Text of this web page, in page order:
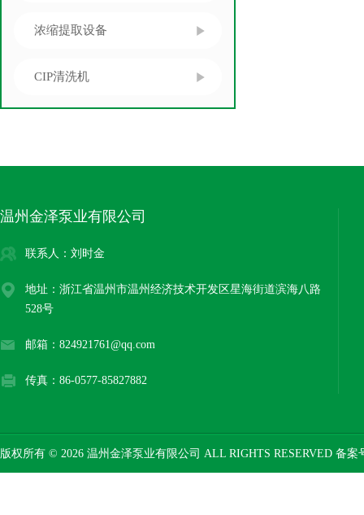
浓缩提取设备
CIP清洗机
温州金泽泵业有限公司
联系人：刘时金
地址：浙江省温州市温州经济技术开发区星海街道滨海八路
528号
邮箱：824921761@qq.com
传真：86-0577-85827882
版权所有 © 2026 温州金泽泵业有限公司 ALL RIGHTS RESERVED 备案